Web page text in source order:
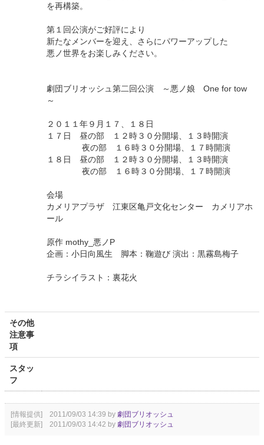
を再構築。
第１回公演がご好評により
新たなメンバーを迎え、さらにパワーアップした
悪ノ世界をお楽しみください。
劇団ブリオッシュ第二回公演 ～悪ノ娘 One for tow
～
２０１１年９月１７、１８日
１７日 昼の部 １２時３０分開場、１３時開演
夜の部 １６時３０分開場、１７時開演
１８日 昼の部 １２時３０分開場、１３時開演
夜の部 １６時３０分開場、１７時開演
会場
カメリアプラザ 江東区亀戸文化センター カメリアホ
ール
原作 mothy_悪ノP
企画：小日向風生 脚本：鞠遊び 演出：黒霧島梅子
チラシイラスト：裏花火
その他
注意事
項
スタッ
フ
[情報提供] 2011/09/03 14:39 by 劇団ブリオッシュ
[最終更新] 2011/09/03 14:42 by 劇団ブリオッシュ